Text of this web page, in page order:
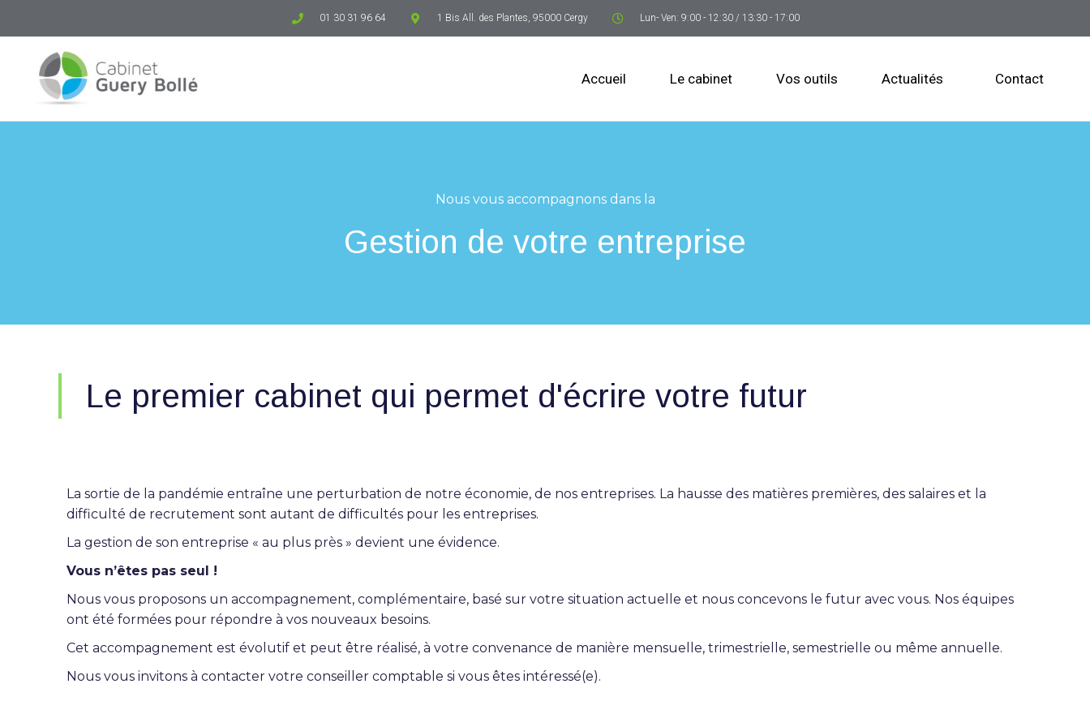
01 30 31 96 64 1 Bis All. des Plantes, 95000 Cergy Lun- Ven: 9:00 - 12:30 / 13:30 - 17:00
Accueil Le cabinet Vos outils Actualités Contact
Nous vous accompagnons dans la
Gestion de votre entreprise
Le premier cabinet qui permet d'écrire votre futur
La sortie de la pandémie entraîne une perturbation de notre économie, de nos entreprises. La hausse des matières premières, des salaires et la
difficulté de recrutement sont autant de difficultés pour les entreprises.
La gestion de son entreprise « au plus près » devient une évidence.
Vous n’êtes pas seul !
Nous vous proposons un accompagnement, complémentaire, basé sur votre situation actuelle et nous concevons le futur avec vous. Nos équipes
ont été formées pour répondre à vos nouveaux besoins.
Cet accompagnement est évolutif et peut être réalisé, à votre convenance de manière mensuelle, trimestrielle, semestrielle ou même annuelle.
Nous vous invitons à contacter votre conseiller comptable si vous êtes intéressé(e).